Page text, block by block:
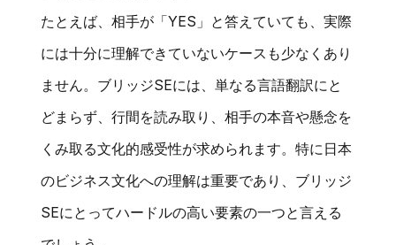
たとえば、相手が「YES」と答えていても、実際
には十分に理解できていないケースも少なくあり
ません。ブリッジSEには、単なる言語翻訳にと
どまらず、行間を読み取り、相手の本音や懸念を
くみ取る文化的感受性が求められます。特に日本
のビジネス文化への理解は重要であり、ブリッジ
SEにとってハードルの高い要素の一つと言える